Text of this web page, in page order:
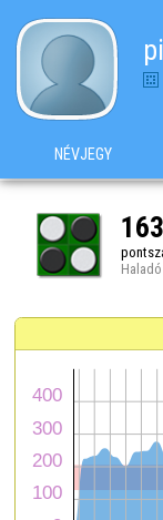
NÉVJEGY
163
Haladó